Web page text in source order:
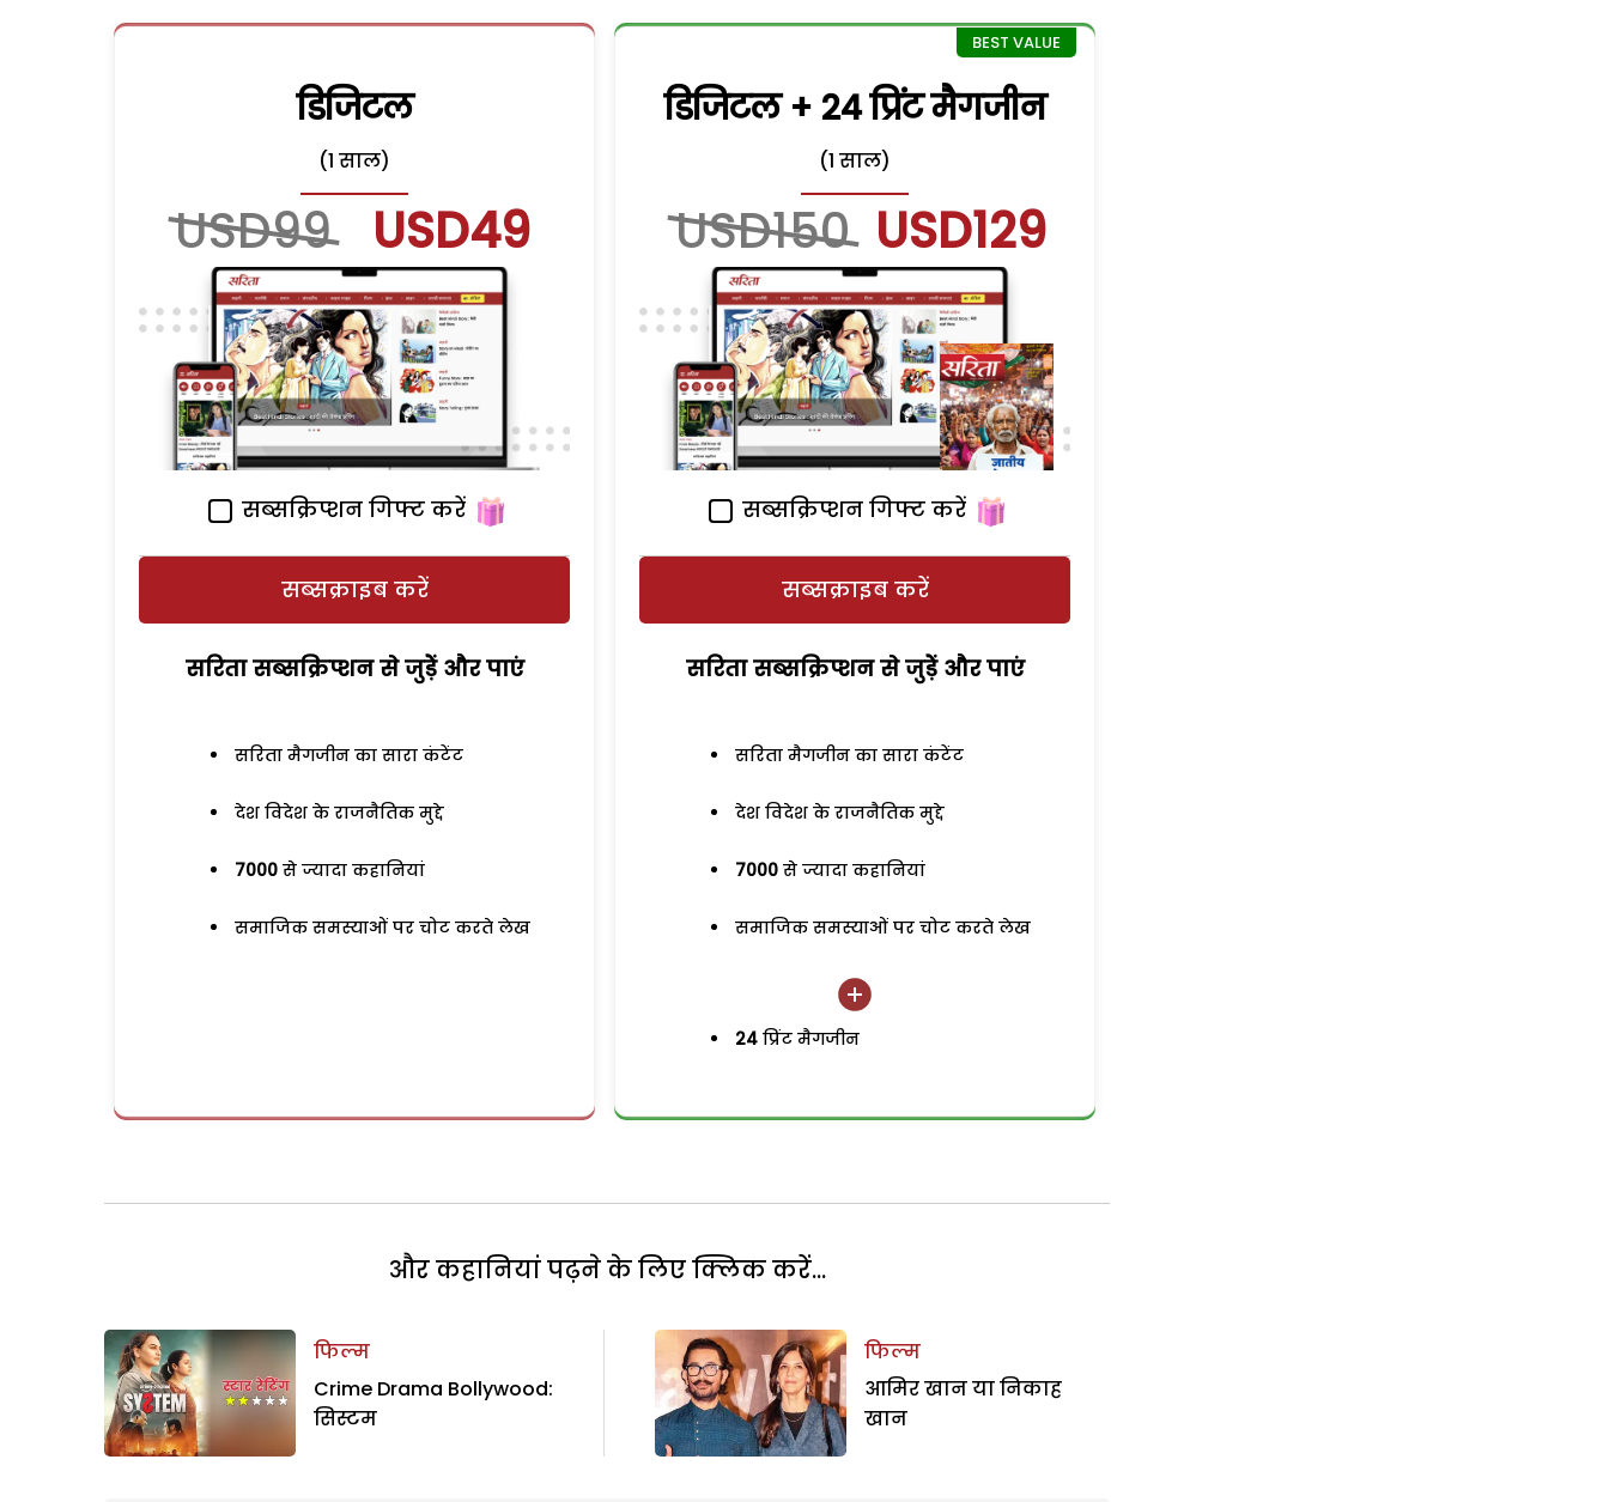
डिजिटल
(1 साल)
USD99 USD49
सब्सक्रिप्शन गिफ्ट करें
सब्सक्राइब करें
सरिता सब्सक्रिप्शन से जुड़ेें और पाएं
सरिता मैगजीन का सारा कंटेंट
देश विदेश के राजनैतिक मुद्दे
7000 से ज्यादा कहानियां
समाजिक समस्याओं पर चोट करते लेख
डिजिटल + 24 प्रिंट मैगजीन
(1 साल)
USD150 USD129
सब्सक्रिप्शन गिफ्ट करें
सब्सक्राइब करें
सरिता सब्सक्रिप्शन से जुड़ेें और पाएं
सरिता मैगजीन का सारा कंटेंट
देश विदेश के राजनैतिक मुद्दे
7000 से ज्यादा कहानियां
समाजिक समस्याओं पर चोट करते लेख
24 प्रिंट मैगजीन
और कहानियां पढ़ने के लिए क्लिक करें...
फिल्म
Crime Drama Bollywood:
सिस्टम
फिल्म
आमिर खान या निकाह
खान